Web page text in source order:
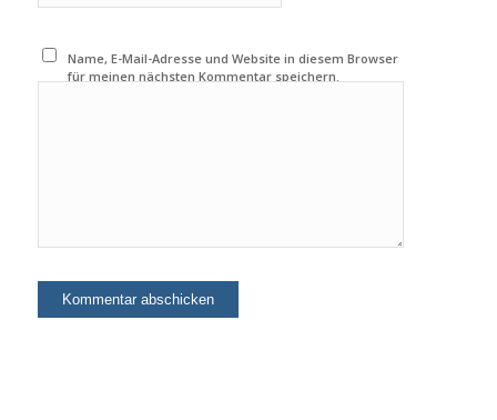
Name, E-Mail-Adresse und Website in diesem Browser
für meinen nächsten Kommentar speichern.